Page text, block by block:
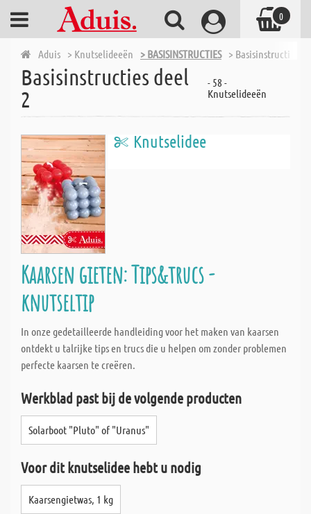
Aduis > Knutselideeën > BASISINSTRUCTIES > Basisinstructies
Basisinstructies deel
2
- 58 -
Knutselideeën
Knutselidee
Kaarsen gieten: Tips&trucs -
knutseltip
In onze gedetailleerde handleiding voor het maken van kaarsen
ontdekt u talrijke tips en trucs die u helpen om zonder problemen
perfecte kaarsen te creëren.
Werkblad past bij de volgende producten
Solarboot "Pluto" of "Uranus"
Voor dit knutselidee hebt u nodig
Kaarsengietwas, 1 kg
0